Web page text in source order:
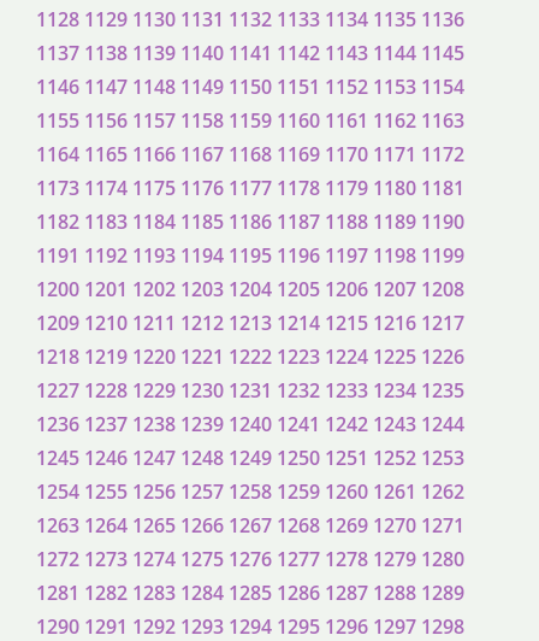
1128 1129 1130 1131 1132 1133 1134 1135 1136
1137 1138 1139 1140 1141 1142 1143 1144 1145
1146 1147 1148 1149 1150 1151 1152 1153 1154
1155 1156 1157 1158 1159 1160 1161 1162 1163
1164 1165 1166 1167 1168 1169 1170 1171 1172
1173 1174 1175 1176 1177 1178 1179 1180 1181
1182 1183 1184 1185 1186 1187 1188 1189 1190
1191 1192 1193 1194 1195 1196 1197 1198 1199
1200 1201 1202 1203 1204 1205 1206 1207 1208
1209 1210 1211 1212 1213 1214 1215 1216 1217
1218 1219 1220 1221 1222 1223 1224 1225 1226
1227 1228 1229 1230 1231 1232 1233 1234 1235
1236 1237 1238 1239 1240 1241 1242 1243 1244
1245 1246 1247 1248 1249 1250 1251 1252 1253
1254 1255 1256 1257 1258 1259 1260 1261 1262
1263 1264 1265 1266 1267 1268 1269 1270 1271
1272 1273 1274 1275 1276 1277 1278 1279 1280
1281 1282 1283 1284 1285 1286 1287 1288 1289
1290 1291 1292 1293 1294 1295 1296 1297 1298